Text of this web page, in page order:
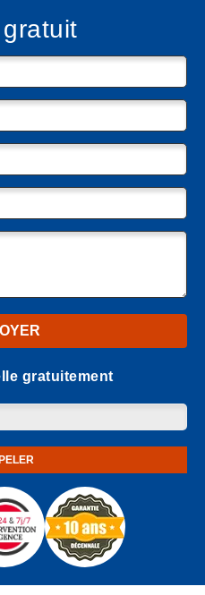
gratuitement